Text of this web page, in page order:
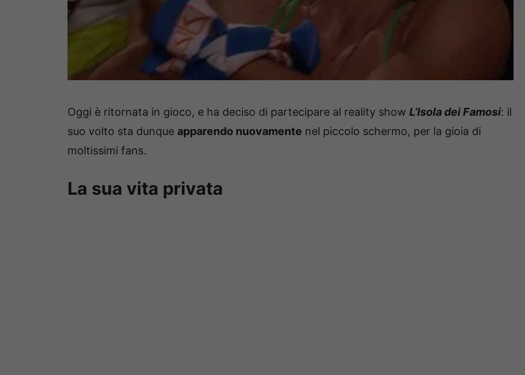
Oggi è ritornata in gioco, e ha deciso di partecipare al reality show L’Isola dei Famosi: il
suo volto sta dunque apparendo nuovamente nel piccolo schermo, per la gioia di
moltissimi fans.
La sua vita privata